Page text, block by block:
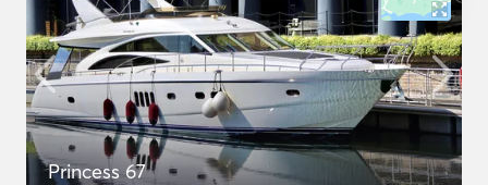
Princess 67